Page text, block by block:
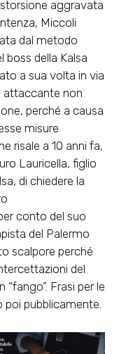
aggravata
Miccoli
dal metodo
boss della Kalsa
a sua volta in via
attaccante non
perché a causa
misure
risale a 10 anni fa,
Lauricella, figlio
di chiedere la
conto del suo
del Palermo
scalpore perché
del
Frasi per le
poi pubblicamente.